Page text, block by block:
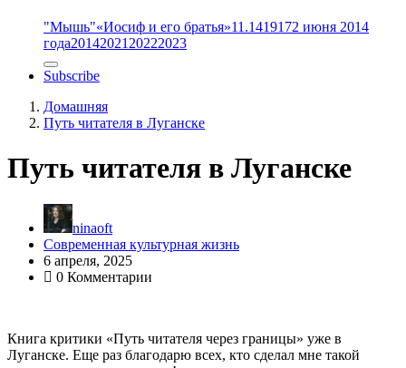
"Мышь"«Иосиф и его братья»11.1419172 июня 2014
года2014202120222023
Subscribe
Домашняя
Путь читателя в Луганске
Путь читателя в Луганске
ninaoft
Современная культурная жизнь
6 апреля, 2025
0 Комментарии
Книга критики «Путь читателя через границы» уже в
Луганске. Еще раз благодарю всех, кто сделал мне такой